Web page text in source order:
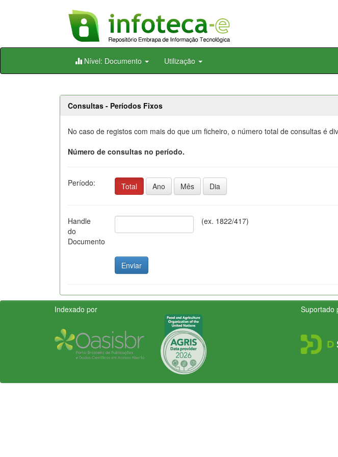
Skip
Nível: Documento Utilização
Consultas - Períodos Fixos
No caso de registos com mais do que um ficheiro, o número total de consultas é
Número de consultas no período.
Período: Total Ano Mês Dia
Handle
do
Documento
(ex. 1822/417)
Indexado por Suportado